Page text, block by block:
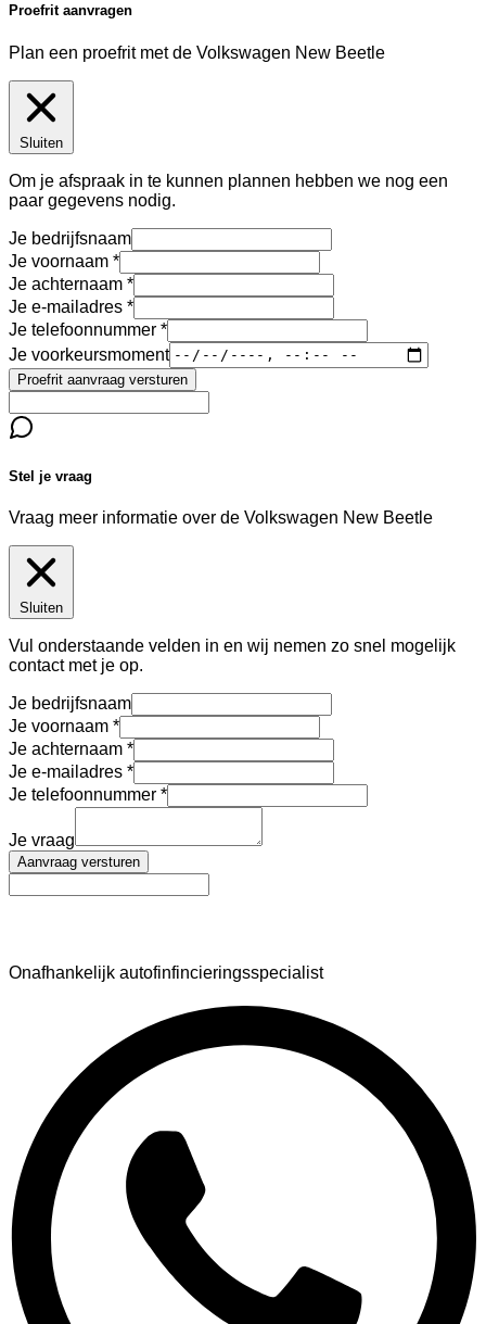
Proefrit aanvragen
Plan een proefrit met de Volkswagen New Beetle
Sluiten
Om je afspraak in te kunnen plannen hebben we nog een
paar gegevens nodig.
Je bedrijfsnaam
Je voornaam
Je achternaam
Je e-mailadres
Je telefoonnummer
Je voorkeursmoment
Proefrit aanvraag versturen
Stel je vraag
Vraag meer informatie over de Volkswagen New Beetle
Sluiten
Vul onderstaande velden in en wij nemen zo snel mogelijk
contact met je op.
Je bedrijfsnaam
Je voornaam
Je achternaam
Je e-mailadres
Je telefoonnummer
Je vraag
Aanvraag versturen
Onafhankelijk autofinfincieringsspecialist